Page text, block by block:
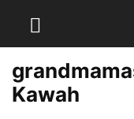
Kawah